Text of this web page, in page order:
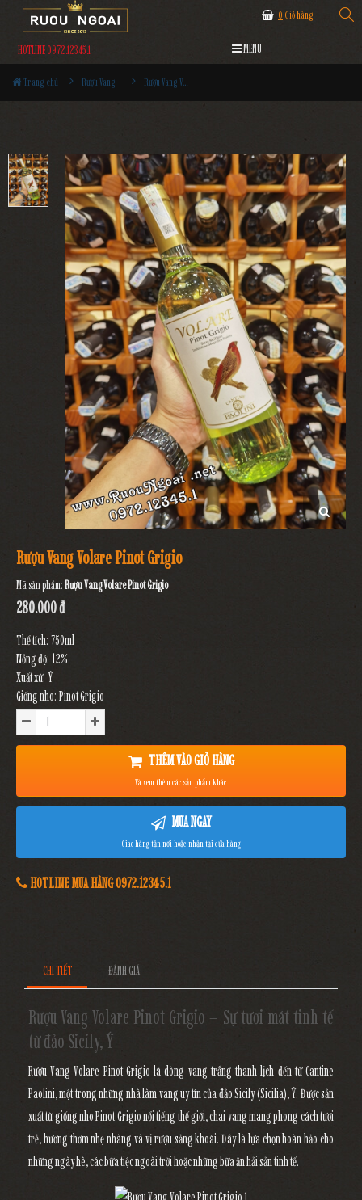
0 Giỏ hàng
HOTLINE 0972.12345.1 MENU
Trang chủ Rượu Vang Rượu Vang Volare Pinot Grigio
Rượu Vang Volare Pinot Grigio
Mã sản phẩm:Rượu Vang Volare Pinot Grigio
280.000 đ
Thể tích: 750ml
Nồng độ: 12%
Xuất xứ: Ý
Giống nho: Pinot Grigio
THÊM VÀO GIỎ HÀNG
Và xem thêm các sản phẩm khác
MUA NGAY
Giao hàng tận nơi hoặc nhận tại cửa hàng
HOTLINE MUA HÀNG 0972.12345.1
CHI TIẾT ĐÁNH GIÁ
Rượu Vang Volare Pinot Grigio – Sự tươi mát tinh tế
từ đảo Sicily, Ý
Rượu Vang Volare Pinot Grigio là dòng vang trắng thanh lịch đến từCantine
Paolini, một trong những nhà làm vang uy tín của đảoSicily (Sicilia), Ý. Được sản
xuất từ giống nhoPinot Grigionổi tiếng thế giới, chai vang mang phong cách tươi
trẻ, hương thơm nhẹ nhàng và vị rượu sảng khoái. Đây là lựa chọn hoàn hảo cho
những ngày hè, các bữa tiệc ngoài trời hoặc những bữa ăn hải sản tinh tế.